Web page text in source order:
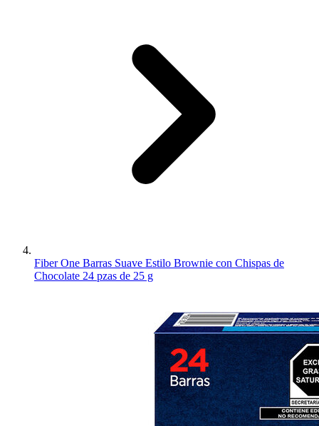
Fiber One Barras Suave Estilo Brownie con Chispas de
Chocolate 24 pzas de 25 g